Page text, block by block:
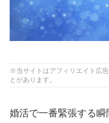
※当サイトはアフィリエイト広
とがあります。
婚活で一番緊張する瞬